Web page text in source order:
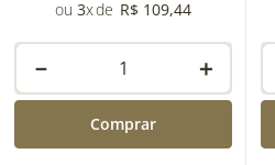
3
R$ 109,44
＋
－
Comprar